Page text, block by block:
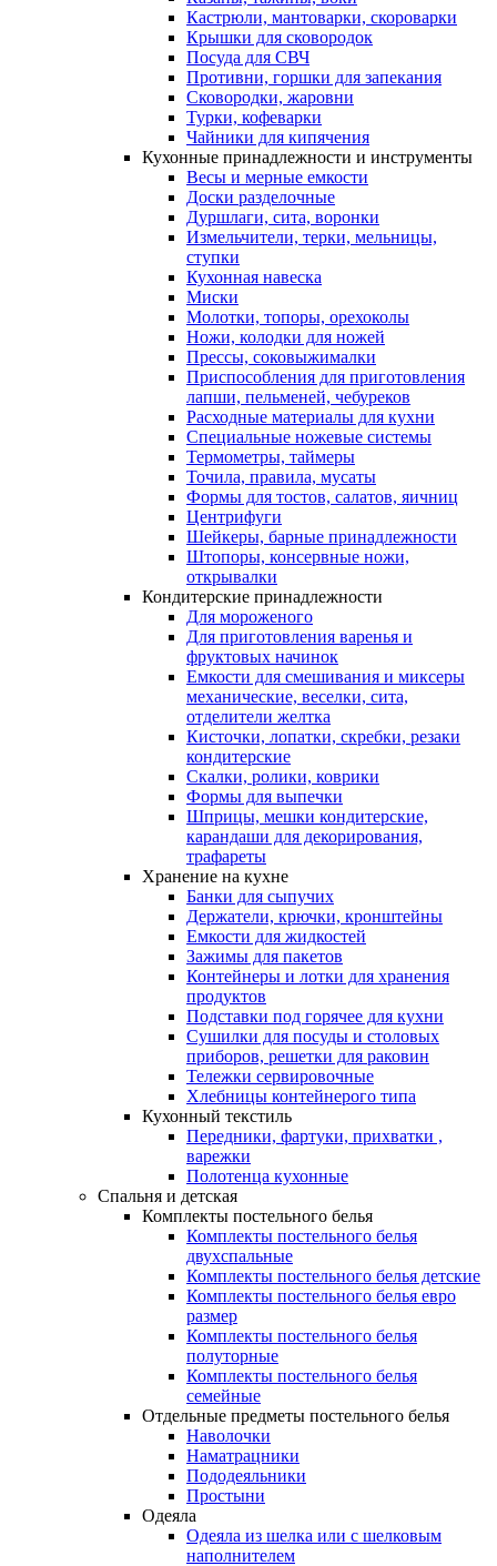
Кастрюли, мантоварки, скороварки
Крышки для сковородок
Посуда для СВЧ
Противни, горшки для запекания
Сковородки, жаровни
Турки, кофеварки
Чайники для кипячения
Кухонные принадлежности и инструменты
Весы и мерные емкости
Доски разделочные
Дуршлаги, сита, воронки
Измельчители, терки, мельницы,
ступки
Кухонная навеска
Миски
Молотки, топоры, орехоколы
Ножи, колодки для ножей
Прессы, соковыжималки
Приспособления для приготовления
лапши, пельменей, чебуреков
Расходные материалы для кухни
Специальные ножевые системы
Термометры, таймеры
Точила, правила, мусаты
Формы для тостов, салатов, яичниц
Центрифуги
Шейкеры, барные принадлежности
Штопоры, консервные ножи,
открывалки
Кондитерские принадлежности
Для мороженого
Для приготовления варенья и
фруктовых начинок
Емкости для смешивания и миксеры
механические, веселки, сита,
отделители желтка
Кисточки, лопатки, скребки, резаки
кондитерские
Скалки, ролики, коврики
Формы для выпечки
Шприцы, мешки кондитерские,
карандаши для декорирования,
трафареты
Хранение на кухне
Банки для сыпучих
Держатели, крючки, кронштейны
Емкости для жидкостей
Зажимы для пакетов
Контейнеры и лотки для хранения
продуктов
Подставки под горячее для кухни
Сушилки для посуды и столовых
приборов, решетки для раковин
Тележки сервировочные
Хлебницы контейнерого типа
Кухонный текстиль
Передники, фартуки, прихватки ,
варежки
Полотенца кухонные
Спальня и детская
Комплекты постельного белья
Комплекты постельного белья
двухспальные
Комплекты постельного белья детские
Комплекты постельного белья евро
размер
Комплекты постельного белья
полуторные
Комплекты постельного белья
семейные
Отдельные предметы постельного белья
Наволочки
Наматрацники
Пододеяльники
Простыни
Одеяла
Одеяла из шелка или с шелковым
наполнителем